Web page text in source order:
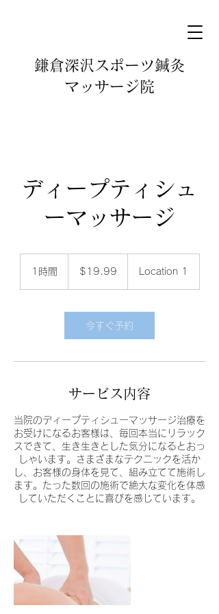
鎌倉深沢スポーツ鍼灸
マッサージ院
ディープティシュ
ーマッサージ
1時間 $19.99 Location 1
今すぐ予約
サービス内容
当院のディープティシューマッサージ治療を
お受けになるお客様は、毎回本当にリラック
スできて、生き生きとした気分になるとおっ
しゃいます。さまざまなテクニックを活か
し、お客様の身体を見て、組み立てて施術し
ます。たった数回の施術で絶大な変化を体感
していただくことに喜びを感じています。